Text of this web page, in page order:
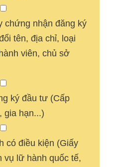
chứng nhận đăng ký
tên, địa chỉ, loại
viên, chủ sở
ký đầu tư (Cấp
gia hạn...)
có điều kiện (Giấy
vụ lữ hành quốc tế,